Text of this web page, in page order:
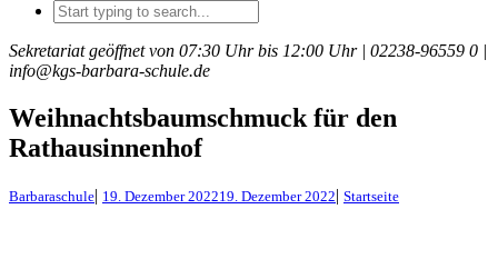
Sekretariat geöffnet von 07:30 Uhr bis 12:00 Uhr | 02238-96559 0 |
info@kgs-barbara-schule.de
Weihnachtsbaumschmuck für den
Rathausinnenhof
Barbaraschule| 19. Dezember 202219. Dezember 2022| Startseite